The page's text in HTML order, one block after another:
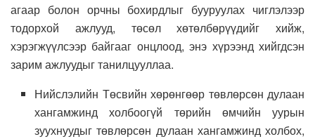
агаар болон орчны бохирдлыг бууруулах чиглэлээр
тодорхой ажлууд, төсөл хөтөлбөрүүдийг хийж,
хэрэгжүүлсээр байгааг онцлоод, энэ хүрээнд хийгдсэн
зарим ажлуудыг танилцууллаа.
Нийслэлийн Төсвийн хөрөнгөөр төвлөрсөн дулаан
хангамжинд холбоогүй төрийн өмчийн уурын
зуухнуудыг төвлөрсөн дулаан хангамжинд холбох,